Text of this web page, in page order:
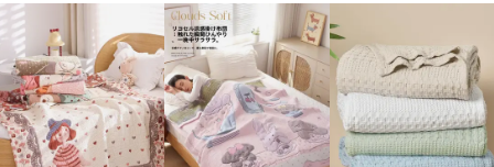
ットアップ対応）